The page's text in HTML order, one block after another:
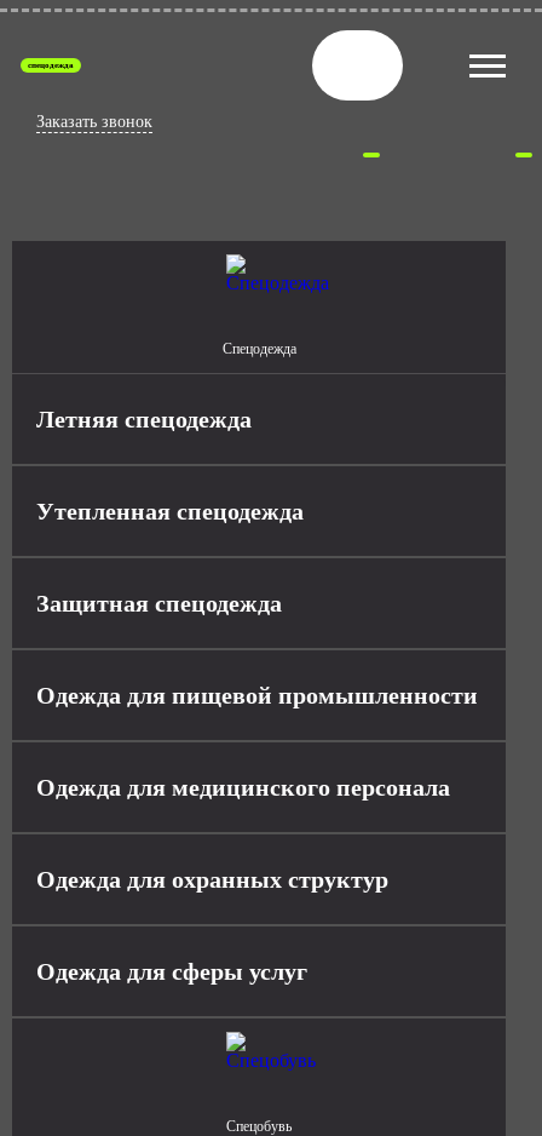
спецодежда
Заказать звонок
Спецодежда
Летняя спецодежда
Утепленная спецодежда
Защитная спецодежда
Одежда для пищевой промышленности
Одежда для медицинского персонала
Одежда для охранных структур
Одежда для сферы услуг
Спецобувь